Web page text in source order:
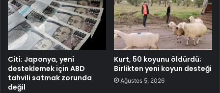
Citi: Japonya, yeni
desteklemek için ABD
tahvili satmak zorunda
değil
Kurt, 50 koyunu öldürdü;
Birlikten yeni koyun desteği
Ağustos 5, 2026